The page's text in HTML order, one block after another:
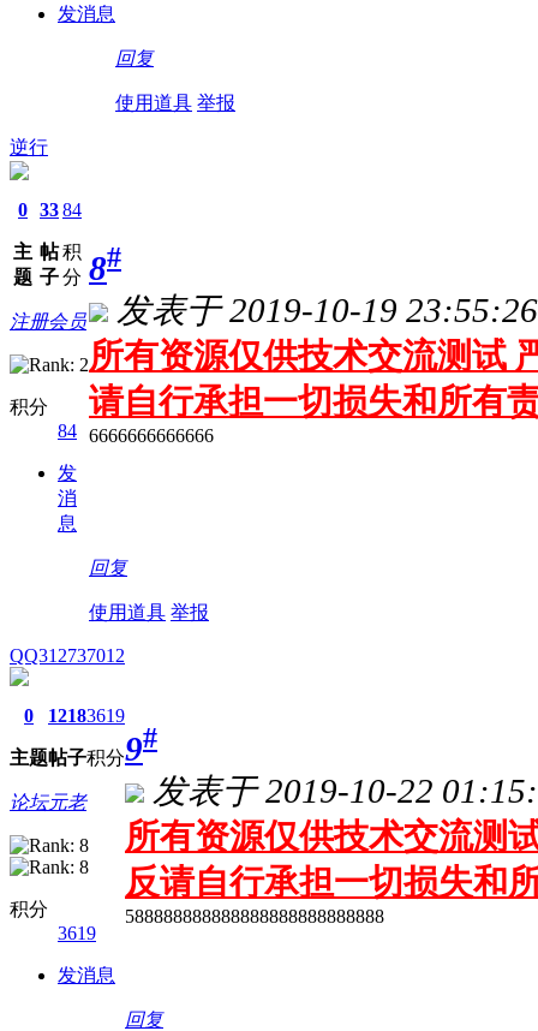
发消息
回复
使用道具 举报
逆行
0
主
题
33
帖
子
84
积
分
注册会员
积分
84
发
消
息
8#
发表于 2019-10-19 23:55:26
所有资源仅供技术交流测试
请自行承担一切损失和所有
6666666666666
回复
使用道具 举报
QQ312737012
0
主题
1218
帖子
3619
积分
论坛元老
积分
3619
发消息
9#
发表于 2019-10-22
所有资源仅供技术交流测
反请自行承担一切损失和
588888888888888888888888888
回复